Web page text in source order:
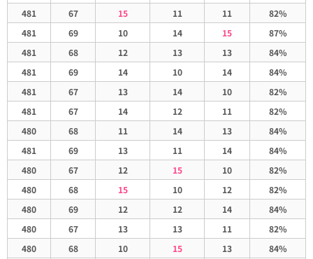
481
67 15 11 11
82%
481
69 10 14 15
87%
481
68 12 13 13
84%
481
69 14 10 14
84%
481
67 13 14 10
82%
481
67 14 12 11
82%
480
68 11 14 13
84%
481
69 13 11 14
84%
480
67 12 15 10
82%
480
68 15 10 12
82%
480
69 12 12 14
84%
480
67 13 13 11
82%
480
68 10 15 13
84%